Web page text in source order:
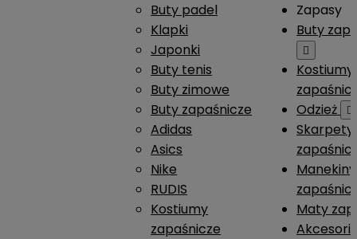
Buty padel
Klapki
Japonki
Buty tenis
Buty zimowe
Buty zapaśnicze
Adidas
Asics
Nike
RUDIS
Kostiumy
zapaśnicze
Zapasy
Buty

Kostiumy
Odzież

Skarpety
Manekiny
Maty